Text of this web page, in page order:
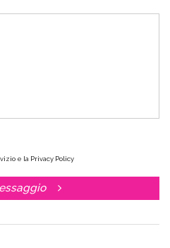
e la Privacy Policy